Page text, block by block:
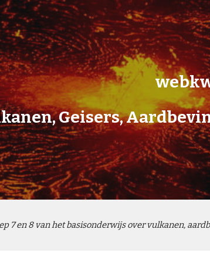
to main content
Geisers,
7 en 8 van het basisonderwijs over vulkanen,